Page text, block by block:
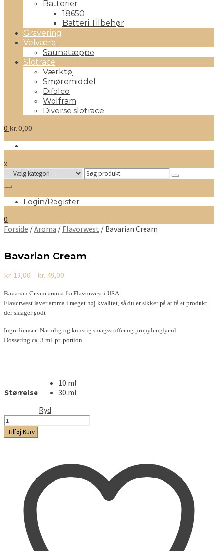
Batterier
18650
Batteri Tilbehør
Gravering
Velvære
Saunatæppe
Slotrace
Værktøj
Smøremiddel
Difalco
Wolfram
Diverse slotrace
0 kr. 0,00
x
Search
for:
Login/Register
0
Forside /Aroma / Flavorwest / Bavarian Cream
Bavarian Cream
kr. 19,00 – kr. 49,00
til
kr. 49,00
Bavarian Cream aroma fra Flavorwest i USA
Flavorwest laver aroma i meget høj kvalitet, så du er sikker på at få et produkt
der smager godt
Ingredienser: Naturlig og kunstig smagsstoffer og propylenglycol
Dossering ca. 3 ml. pr. portion
Størrelse
10.ml
30.ml
Ryd
Bavarian
Cream
antal
Tilføj Kurv